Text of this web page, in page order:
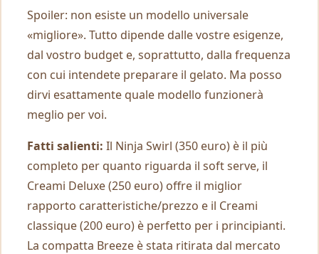
Spoiler: non esiste un modello universale
«migliore». Tutto dipende dalle vostre esigenze,
dal vostro budget e, soprattutto, dalla frequenza
con cui intendete preparare il gelato. Ma posso
dirvi esattamente quale modello funzionerà
meglio per voi.
Fatti salienti: Il Ninja Swirl (350 euro) è il più
completo per quanto riguarda il soft serve, il
Creami Deluxe (250 euro) offre il miglior
rapporto caratteristiche/prezzo e il Creami
classique (200 euro) è perfetto per i principianti.
La compatta Breeze è stata ritirata dal mercato